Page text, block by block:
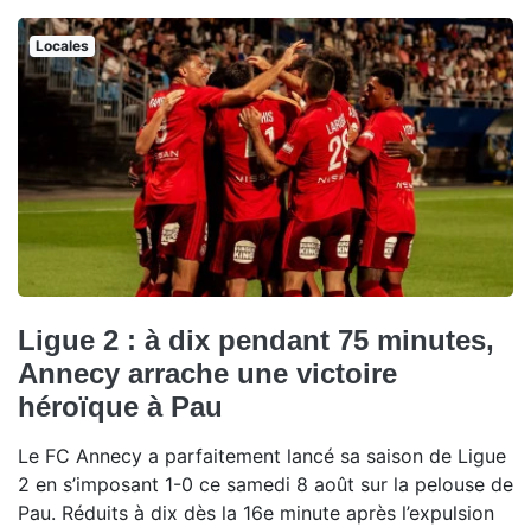
Locales
Ligue 2 : à dix pendant 75 minutes,
Annecy arrache une victoire
héroïque à Pau
Le FC Annecy a parfaitement lancé sa saison de Ligue
2 en s’imposant 1-0 ce samedi 8 août sur la pelouse de
Pau. Réduits à dix dès la 16e minute après l’expulsion